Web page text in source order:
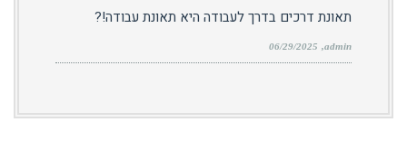
תאונת דרכים בדרך לעבודה היא תאונת עבודה!?
admin
06/29/2025